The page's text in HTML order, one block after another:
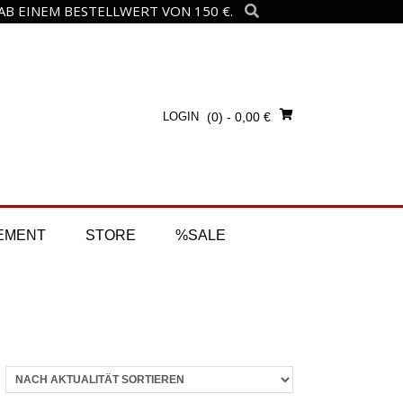
EINEM BESTELLWERT VON 150 €.
LOGIN (0) - 0,00 €
STORE %SALE